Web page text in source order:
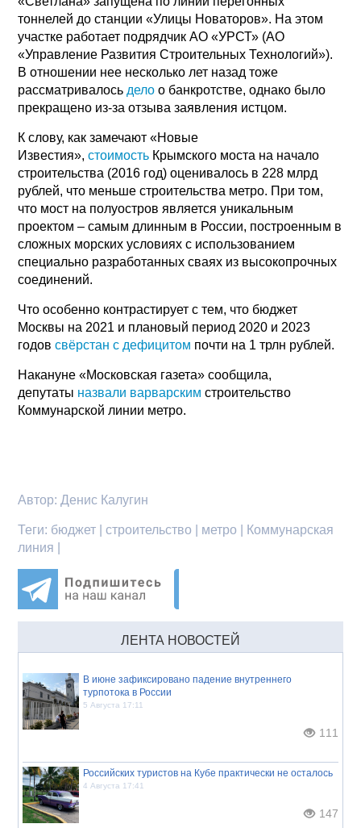
тоннелей до станции «Улицы Новаторов». На этом
участке работает подрядчик АО «УРСТ» (АО
«Управление Развития Строительных Технологий»).
В отношении нее несколько лет назад тоже
рассматривалось дело о банкротстве, однако было
прекращено из-за отзыва заявления истцом.
К слову, как замечают «Новые
Известия»,стоимость Крымского моста на начало
строительства (2016 год) оценивалось в 228 млрд
рублей, что меньше строительства метро. При том,
что мост на полуостров является уникальным
проектом – самым длинным в России, построенным в
сложных морских условиях с использованием
специально разработанных сваях из высокопрочных
соединений.
Что особенно контрастирует с тем, что бюджет
Москвы на 2021 и плановый период 2020 и 2023
годовсвёрстан с дефицитом почти на 1 трлн рублей.
Накануне «Московская газета» сообщила,
депутаты назвали варварским строительство
Коммунарской линии метро.
Автор: Денис Калугин
Теги: бюджет | строительство | метро | Коммунарская
линия |
ЛЕНТА НОВОСТЕЙ
В июне зафиксировано падение внутреннего
турпотока в России
5 Августа 17:11
111
Российских туристов на Кубе практически не осталось
4 Августа 17:41
147